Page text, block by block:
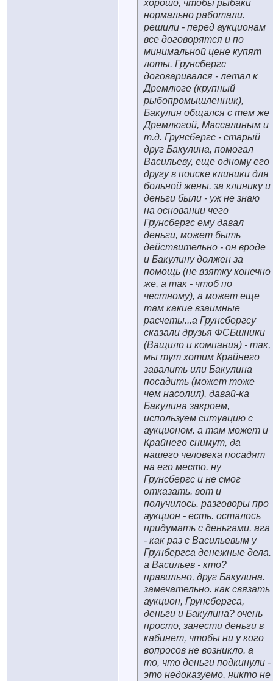
хорошо, чтобы рыбаки
нормально работали.
решили - перед аукционам
все договорятся и по
минимальной цене купят
лоты. Грунсбергс
договаривался - летал к
Дремлюге (крупный
рыбопромышленник),
Бакулин общался с тем же
Дремлюгой, Массалиным и
т.д. Грунсбергс - старый
друг Бакулина, помогал
Васильеву, еще одному его
другу в поиске клиники для
больной жены. за клинику и
деньги были - уж не знаю
на основании чего
Грунсбергс ему давал
деньги, может быть
действительно - он вроде
и Бакулину должен за
помощь (не взятку конечно
же, а так - чтоб по
честному), а может еще
там какие взаимные
расчеты...а Грунсбергсу
сказали друзья ФСБшники
(Ващило и компания) - так,
мы тут хотим Крайнего
завалить или Бакулина
посадить (может тоже
чем насолил), давай-ка
Бакулина закроем,
используем ситуацию с
аукционом. а там может и
Крайнего снимут, да
нашего человека посадят
на его место. ну
Грунсбергс и не смог
отказать. вот и
получилось. разговоры про
аукцион - есть. осталось
придумать с деньгами. ага
- как раз с Васильевым у
Грунбергса денежные дела.
а Васильев - кто?
правильно, друг Бакулина.
замечательно. как связать
аукцион, Грунсбергса,
деньги и Бакулина? очень
просто, занести деньги в
кабинет, чтобы ни у кого
вопросов не возникло. а
то, что деньги подкинули -
это недоказуемо, никто не